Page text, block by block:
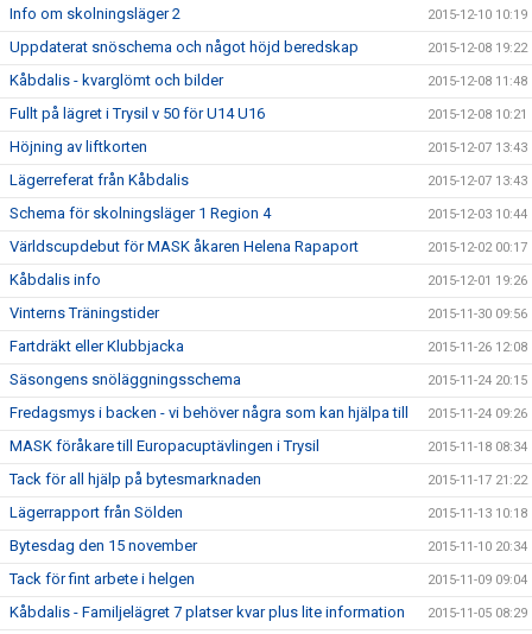
Info om skolningsläger 2 2015-12-10 10:19
Uppdaterat snöschema och något höjd beredskap 2015-12-08 19:22
Kåbdalis - kvarglömt och bilder 2015-12-08 11:48
Fullt på lägret i Trysil v 50 för U14 U16 2015-12-08 10:21
Höjning av liftkorten 2015-12-07 13:43
Lägerreferat från Kåbdalis 2015-12-07 13:43
Schema för skolningsläger 1 Region 4 2015-12-03 10:44
Världscupdebut för MASK åkaren Helena Rapaport 2015-12-02 00:17
Kåbdalis info 2015-12-01 19:26
Vinterns Träningstider 2015-11-30 09:56
Fartdräkt eller Klubbjacka 2015-11-26 12:08
Säsongens snöläggningsschema 2015-11-24 20:15
Fredagsmys i backen - vi behöver några som kan hjälpa till 2015-11-24 09:26
MASK föråkare till Europacuptävlingen i Trysil 2015-11-18 08:34
Tack för all hjälp på bytesmarknaden 2015-11-17 21:22
Lägerrapport från Sölden 2015-11-13 10:18
Bytesdag den 15 november 2015-11-10 20:34
Tack för fint arbete i helgen 2015-11-09 09:04
Kåbdalis - Familjelägret 7 platser kvar plus lite information 2015-11-05 08:29